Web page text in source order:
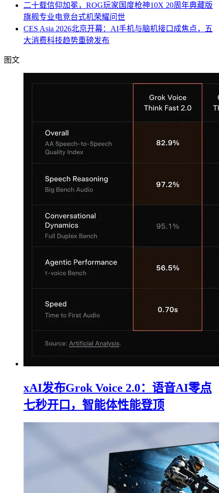
二十载信仰加冕，ROG玩家国度枪神10X 20周年典藏版
旗舰专业电竞台式机荣耀问世
CES Asia 2026北京开幕：AI手机与脑机接口成焦点，五
大消费科技趋势重磅发布
图文
xAI发布Grok Voice 2.0：语音AI零点
七秒开口，智能体性能登顶